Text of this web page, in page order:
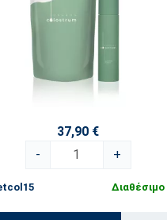
37,90 €
-
+
Διαθέσιμο